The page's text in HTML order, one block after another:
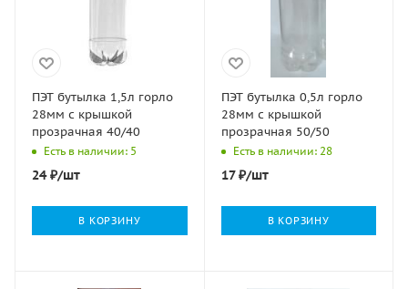
ПЭТ бутылка 1,5л горло
28мм с крышкой
прозрачная 40/40
Есть в наличии: 5
24₽/шт
В КОРЗИНУ
ПЭТ бутылка 0,5л горло
28мм с крышкой
прозрачная 50/50
Есть в наличии: 28
17₽/шт
В КОРЗИНУ